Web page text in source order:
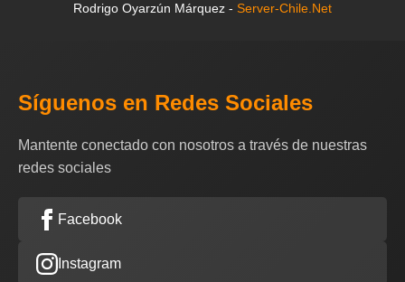
Rodrigo Oyarzún Márquez - Server-Chile.Net
Síguenos en Redes Sociales
Mantente conectado con nosotros a través de nuestras
redes sociales
Facebook
Instagram